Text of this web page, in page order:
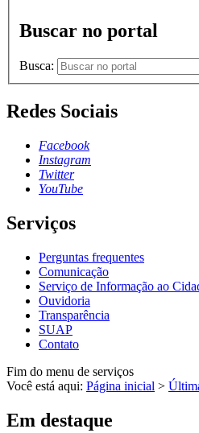
Buscar no portal
Busca:
Redes Sociais
Facebook
Instagram
Twitter
YouTube
Serviços
Perguntas frequentes
Comunicação
Serviço de Informação ao
Ouvidoria
Transparência
SUAP
Contato
Fim do menu de serviços
Você está aqui: Página inicial >
Em destaque